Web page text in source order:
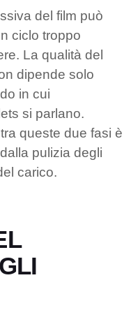
del film può
ciclo troppo
La qualità del
dipende solo
in cui
si parlano.
queste due fasi è
pulizia degli
carico.